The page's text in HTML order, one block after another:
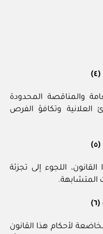
والمناقصة المحدودة
العلانية وتكافؤ الفرص
اللجوء إلى تجزئة
المتشابهة.
لأحكام هذا القانون